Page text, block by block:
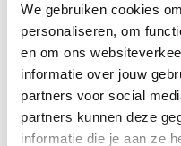
We gebruiken cookies
personaliseren, om
en om ons
informatie over jouw
partners voor social
partners kunnen deze
informatie die je aan ze